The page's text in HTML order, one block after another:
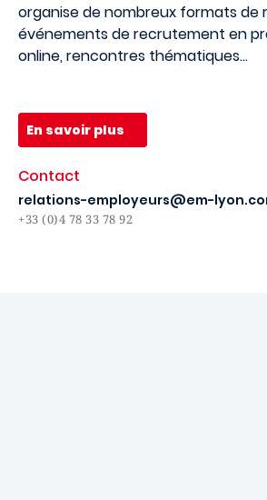
organise de nombreux formats de
événements de recrutement en
online, rencontres thématiques...
En savoir plus
Contact
relations-employeurs@em-
+33 (0)4 78 33 78 92